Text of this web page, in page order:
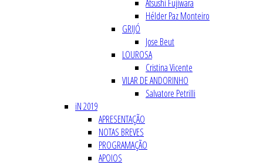
Atsushi Fujiwara
Hélder Paz Monteiro
GRIJÓ
Jose Beut
LOUROSA
Cristina Vicente
VILAR DE ANDORINHO
Salvatore Petrilli
iN 2019
APRESENTAÇÃO
NOTAS BREVES
PROGRAMAÇÃO
APOIOS